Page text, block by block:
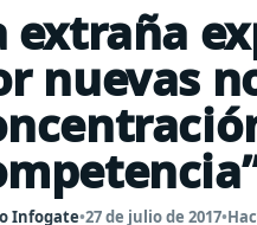
extraña
nuevas
Infogate•27 de julio de 2017•